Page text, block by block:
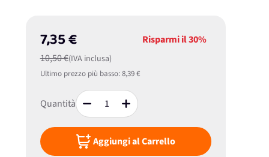
7,35 €
10,50 €(IVA inclusa)
Risparmi il30%
Ultimo prezzo più basso:8,39 €
Quantità
Aggiungi al Carrello